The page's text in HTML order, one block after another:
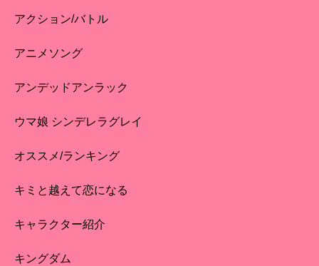
アクション/バトル
アニメソング
アンデッドアンラック
ウマ娘 シンデレラグレイ
オススメ/ランキング
キミと越えて恋になる
キャラクター紹介
キングダム